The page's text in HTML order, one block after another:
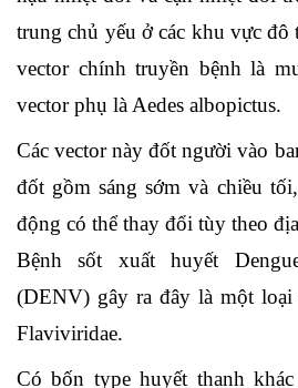
trung chủ yếu ở các khu vực đô
vector chính truyền bệnh là
vector phụ là Aedes albopictus.
Các vector này đốt người vào
đốt gồm sáng sớm và chiều
động có thể thay đổi tùy theo
Bệnh sốt xuất huyết
(DENV) gây ra đây là một
Flaviviridae.
Có bốn type huyết thanh